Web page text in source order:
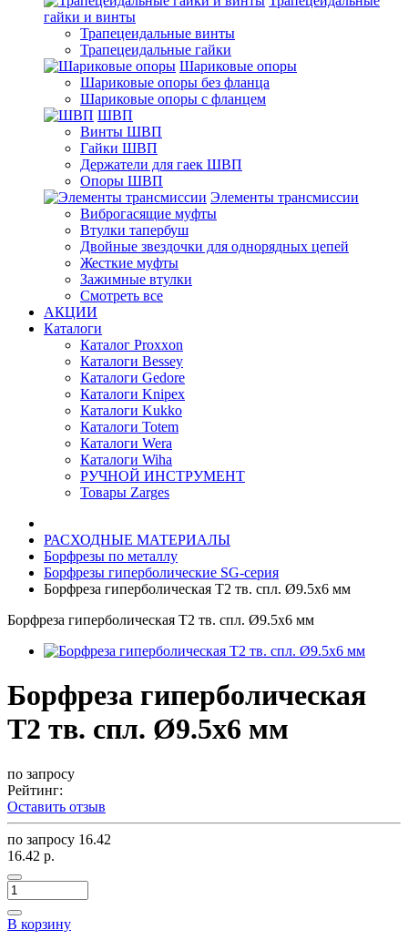
гайки и винты
Трапецеидальные винты
Трапецеидальные гайки
Шариковые опоры
Шариковые опоры без фланца
Шариковые опоры с фланцем
ШВП
Винты ШВП
Гайки ШВП
Держатели для гаек ШВП
Опоры ШВП
Элементы трансмиссии
Виброгасящие муфты
Втулки тапербуш
Двойные звездочки для однорядных цепей
Жесткие муфты
Зажимные втулки
Смотреть все
АКЦИИ
Каталоги
Каталог Proxxon
Каталоги Bessey
Каталоги Gedore
Каталоги Knipex
Каталоги Kukko
Каталоги Totem
Каталоги Wera
Каталоги Wiha
РУЧНОЙ ИНСТРУМЕНТ
Товары Zarges
РАСХОДНЫЕ МАТЕРИАЛЫ
Борфрезы по металлу
Борфрезы гиперболические SG-серия
Борфреза гиперболическая T2 тв. спл. Ø9.5x6 мм
Борфреза гиперболическая T2 тв. спл. Ø9.5x6 мм
Борфреза гиперболическая
T2 тв. спл. Ø9.5x6 мм
по запросу
Рейтинг:
Оставить отзыв
по запросу 16.42
16.42 р.
В корзину